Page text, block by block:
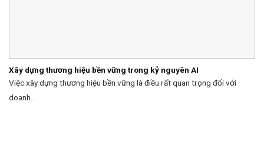
Xây dựng thương hiệu bền vững trong kỷ nguyên AI
Việc xây dựng thương hiệu bền vững là điều rất quan trọng đối với
doanh...